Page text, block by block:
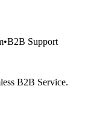
•B2B Support
B2B Service.